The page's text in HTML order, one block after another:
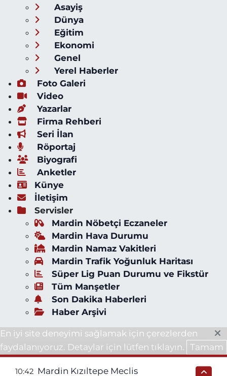
Asayiş
Dünya
Eğitim
Ekonomi
Genel
Yerel Haberler
Foto Galeri
Video
Yazarlar
Firma Rehberi
Seri İlan
Röportaj
Biyografi
Anketler
Künye
İletişim
Servisler
Mardin Nöbetçi Eczaneler
Mardin Hava Durumu
Mardin Namaz Vakitleri
Mardin Trafik Yoğunluk Haritası
Süper Lig Puan Durumu ve Fikstür
Tüm Manşetler
Son Dakika Haberleri
Haber Arşivi
En iyi site deneyimi sağlamak için çerezlerden
faydalanıyoruz. Detaylar için lütfen tıklayın.
Tamam
10:42 Mardin Kızıltepe Meclis